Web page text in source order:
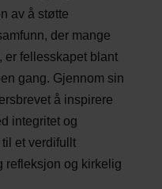
av å støtte
der mange
er fellesskapet blant
gang. Gjennom sin
å inspirere
integritet og
et verdifullt
refleksjon og kirkelig